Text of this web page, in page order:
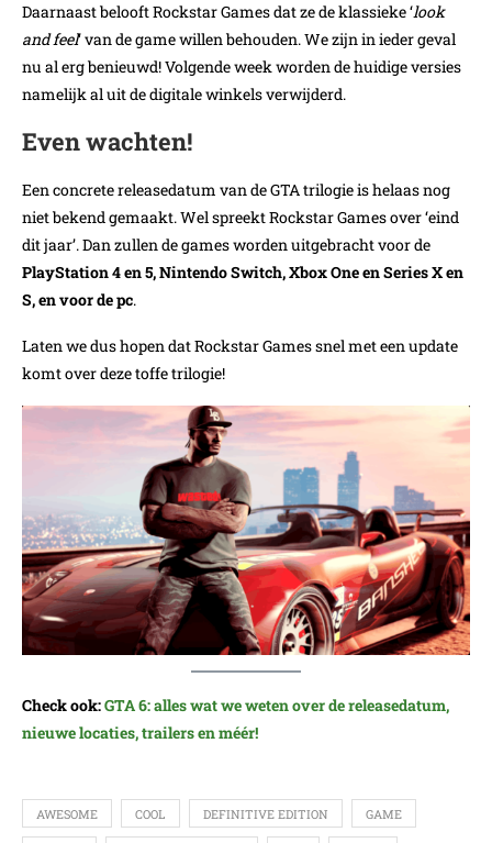
Daarnaast belooft Rockstar Games dat ze de klassieke ‘look
and feel‘ van de game willen behouden. We zijn in ieder geval
nu al erg benieuwd! Volgende week worden de huidige versies
namelijk al uit de digitale winkels verwijderd.
Even wachten!
Een concrete releasedatum van de GTA trilogie is helaas nog
niet bekend gemaakt. Wel spreekt Rockstar Games over ‘eind
dit jaar’. Dan zullen de games worden uitgebracht voor de
PlayStation 4 en 5, Nintendo Switch, Xbox One en Series X en
S, en voor de pc.
Laten we dus hopen dat Rockstar Games snel met een update
komt over deze toffe trilogie!
Check ook:GTA 6: alles wat we weten over de releasedatum,
nieuwe locaties, trailers en méér!
AWESOME COOL DEFINITIVE EDITION GAME